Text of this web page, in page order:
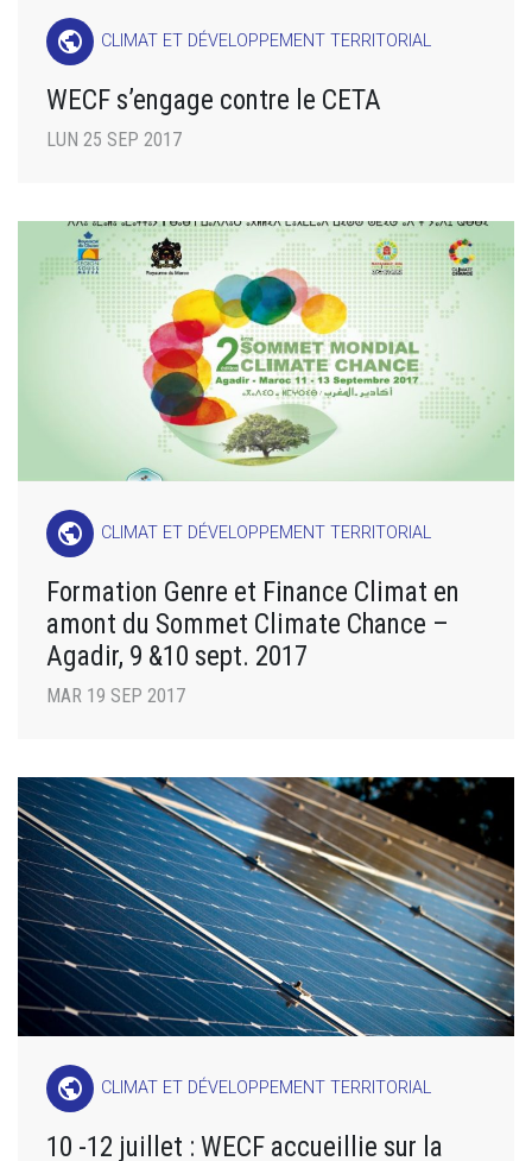
public CLIMAT ET DÉVELOPPEMENT TERRITORIAL
WECF s’engage contre le CETA
LUN 25 SEP 2017
public CLIMAT ET DÉVELOPPEMENT TERRITORIAL
Formation Genre et Finance Climat en
amont du Sommet Climate Chance –
Agadir, 9 &10 sept. 2017
MAR 19 SEP 2017
public CLIMAT ET DÉVELOPPEMENT TERRITORIAL
10 -12 juillet : WECF accueillie sur la